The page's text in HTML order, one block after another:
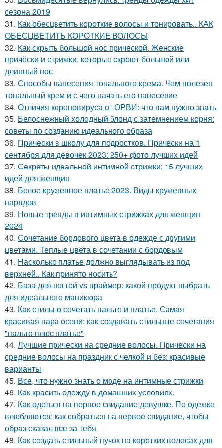
сезона 2019
31. Как обесцветить короткие волосы и тонировать.. КАК
ОБЕСЦВЕТИТЬ КОРОТКИЕ ВОЛОСЫ
32. Как скрыть большой нос прической. Женские
причёски и стрижки, которые скроют большой или
длинный нос
33. Способы нанесения тонального крема. Чем полезен
тональный крем и с чего начать его нанесение
34. Отличия короновируса от ОРВИ: что вам нужно знать
35. Белоснежный холодный блонд с затемнением корня:
советы по созданию идеального образа
36. Прически в школу для подростков. Прически на 1
сентября для девочек 2023: 250+ фото лучших идей
37. Секреты идеальной интимной стрижки: 15 лучших
идей для женщин
38. Белое кружевное платье 2023. Виды кружевных
нарядов
39. Новые тренды в интимных стрижках для женщин
2024
40. Сочетание бордового цвета в одежде с другими
цветами. Теплые цвета в сочетании с бордовым
41. Насколько платье должно выглядывать из под
верхней.. Как принято носить?
42. База для ногтей vs праймер: какой продукт выбрать
для идеального маникюра
43. Как стильно сочетать пальто и платье. Самая
красивая пара осени: как создавать стильные сочетания
"пальто плюс платье"
44. Лучшие прически на средние волосы. Прически на
средние волосы на праздник с челкой и без: красивые
варианты
45. Все, что нужно знать о моде на интимные стрижки
46. Как красить одежду в домашних условиях.
47. Как одеться на первое свидание девушке. По одежке
влюбляются: как собраться на первое свидание, чтобы
образ сказал все за тебя
48. Как создать стильный пучок на коротких волосах для